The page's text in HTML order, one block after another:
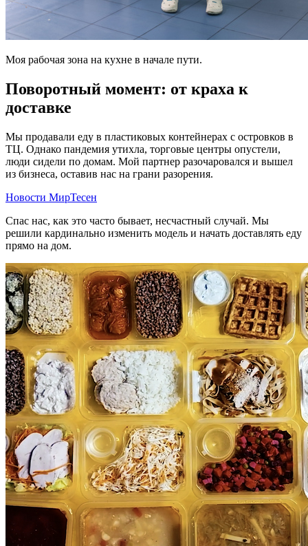
Моя рабочая зона на кухне в начале пути.
Поворотный момент: от краха к
доставке
Мы продавали еду в пластиковых контейнерах с островков в
ТЦ. Однако пандемия утихла, торговые центры опустели,
люди сидели по домам. Мой партнер разочаровался и вышел
из бизнеса, оставив нас на грани разорения.
Новости МирТесен
Спас нас, как это часто бывает, несчастный случай. Мы
решили кардинально изменить модель и начать доставлять еду
прямо на дом.